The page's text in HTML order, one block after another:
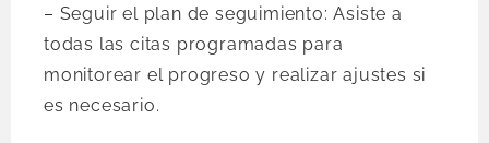
– Seguir el plan de seguimiento: Asiste a
todas las citas programadas para
monitorear el progreso y realizar ajustes si
es necesario.